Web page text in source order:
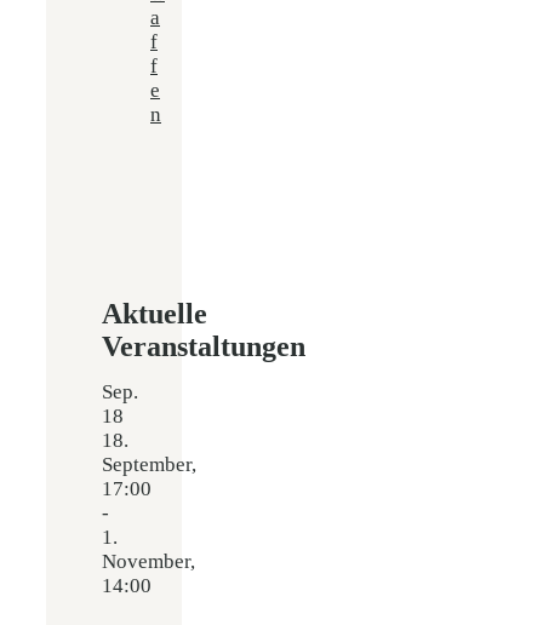
a
f
f
e
n
Aktuelle
Veranstaltungen
Sep.
18
18.
September,
17:00
-
1.
November,
14:00